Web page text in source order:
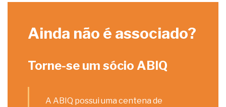
Ainda não é associado?
Torne-se um sócio ABIQ
A ABIQ possui uma centena de